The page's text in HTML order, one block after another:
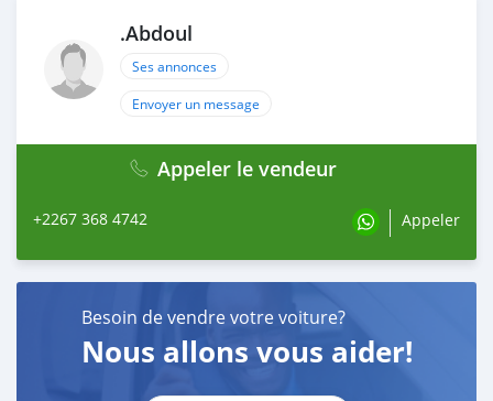
.Abdoul
Ses annonces
Envoyer un message
Appeler le vendeur
+2267 368 4742 Appeler
Besoin de vendre votre voiture?
Nous allons vous aider!